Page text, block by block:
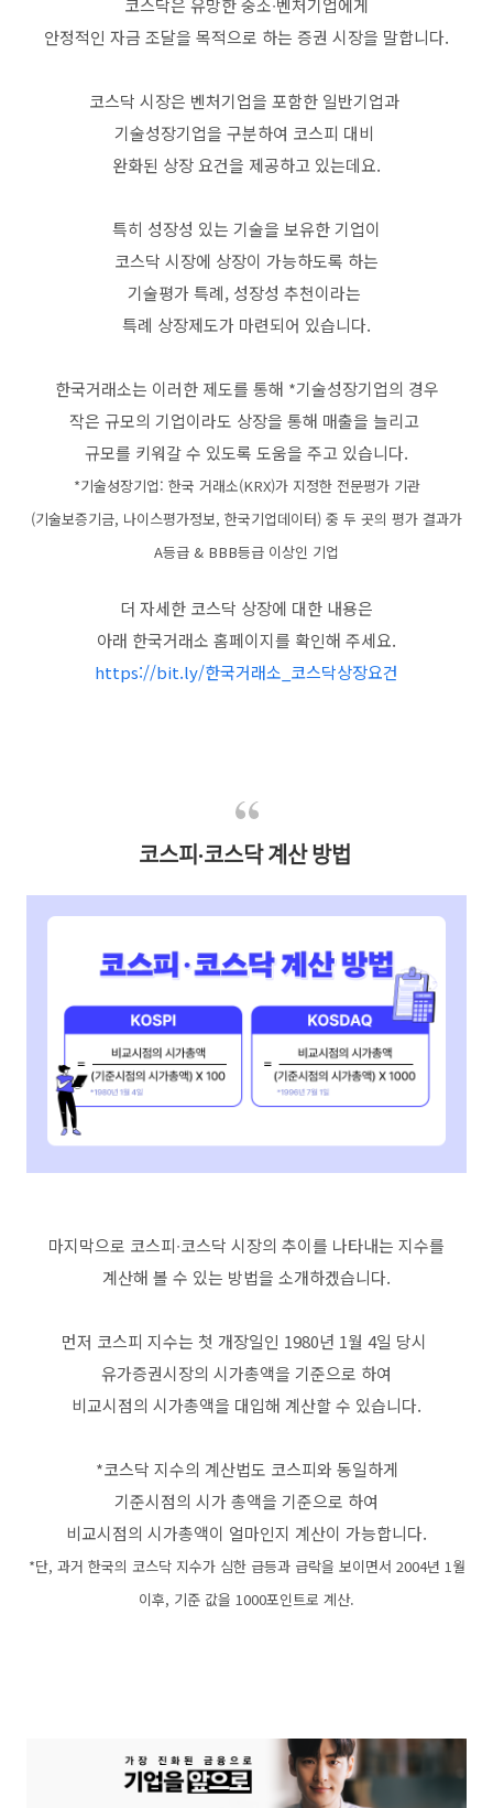
코스닥은 유망한 중소∙벤처기업에게
안정적인 자금 조달을 목적으로 하는 증권 시장을 말합니다.
코스닥 시장은 벤처기업을 포함한 일반기업과
기술성장기업을 구분하여 코스피 대비
완화된 상장 요건을 제공하고 있는데요.
특히 성장성 있는 기술을 보유한 기업이
코스닥 시장에 상장이 가능하도록 하는
기술평가 특례, 성장성 추천이라는
특례 상장제도가 마련되어 있습니다.
한국거래소는 이러한 제도를 통해 *기술성장기업의 경우
작은 규모의 기업이라도 상장을 통해 매출을 늘리고
규모를 키워갈 수 있도록 도움을 주고 있습니다.
*기술성장기업: 한국 거래소(KRX)가 지정한 전문평가 기관
(기술보증기금, 나이스평가정보, 한국기업데이터) 중 두 곳의 평가 결과가
A등급 & BBB등급 이상인 기업
더 자세한 코스닥 상장에 대한 내용은
아래 한국거래소 홈페이지를 확인해 주세요.
https://bit.ly/한국거래소_코스닥상장요건
코스피∙코스닥 계산 방법
마지막으로 코스피∙코스닥 시장의 추이를 나타내는 지수를
계산해 볼 수 있는 방법을 소개하겠습니다.
먼저 코스피 지수는 첫 개장일인 1980년 1월 4일 당시
유가증권시장의 시가총액을 기준으로 하여
비교시점의 시가총액을 대입해 계산할 수 있습니다.
*코스닥 지수의 계산법도 코스피와 동일하게
기준시점의 시가 총액을 기준으로 하여
비교시점의 시가총액이 얼마인지 계산이 가능합니다.
*단, 과거 한국의 코스닥 지수가 심한 급등과 급락을 보이면서 2004년 1월
이후, 기준 값을 1000포인트로 계산.